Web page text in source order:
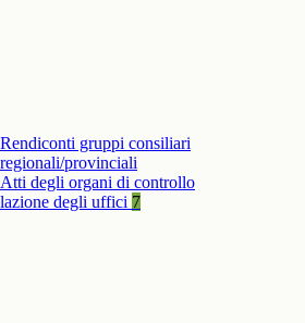
Rendiconti gruppi consiliari
regionali/provinciali
Atti degli organi di controllo
degli uffici 7